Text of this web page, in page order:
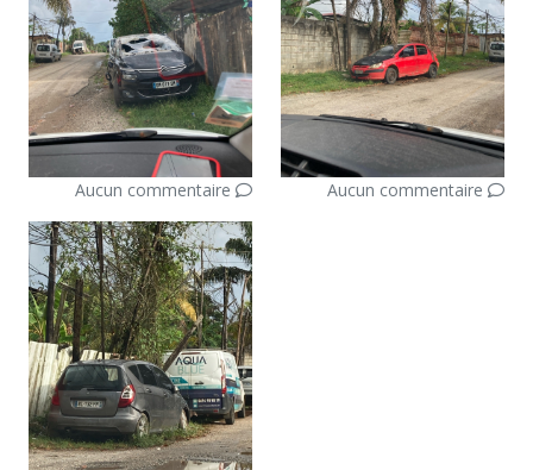
Aucun commentaire Aucun commentaire